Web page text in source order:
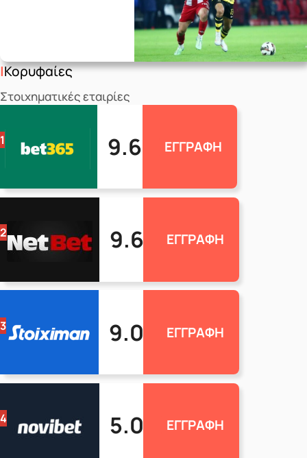
Κορυφαίες
Στοιχηματικές εταιρίες
1 9.6 ΕΓΓΡΑΦΗ
2 9.6 ΕΓΓΡΑΦΗ
3 9.0 ΕΓΓΡΑΦΗ
4 5.0 ΕΓΓΡΑΦΗ